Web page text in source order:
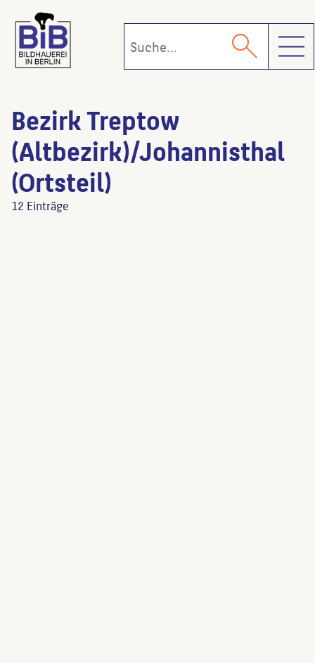
Bezirk Treptow
(Altbezirk)/Johannisthal
(Ortsteil)
12 Einträge